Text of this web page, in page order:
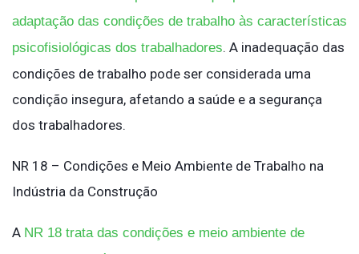
adaptação das condições de trabalho às características
psicofisiológicas dos trabalhadores. A inadequação das
condições de trabalho pode ser considerada uma
condição insegura, afetando a saúde e a segurança
dos trabalhadores.
NR 18 – Condições e Meio Ambiente de Trabalho na
Indústria da Construção
A NR 18 trata das condições e meio ambiente de